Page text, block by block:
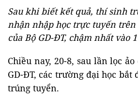
Sau khi biết kết quả, thí sinh
nhận nhập học trực tuyến trên
của Bộ GD-ĐT, chậm nhất vào
Chiều nay, 20-8, sau lần lọc
GD-ĐT, các trường đại học bắt
trúng tuyển.